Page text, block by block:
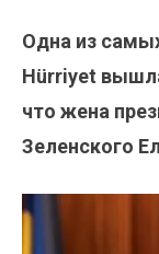
Одна из
Hürriyet
что жена
Зеленского